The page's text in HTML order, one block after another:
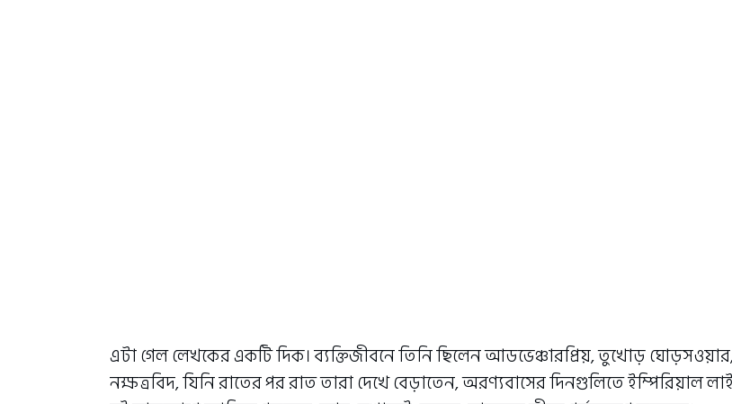
এটা গেল লেখকের একটি দিক। ব‍্যক্তিজীবনে তিনি ছিলেন আডভেঞ্চারপ্রিয়, তুখোড়
নক্ষত্রবিদ, যিনি রাতের পর রাত তারা দেখে বেড়াতেন, অরণ‍্যবাসের দিনগুলিতে ইম্পিরিয়াল